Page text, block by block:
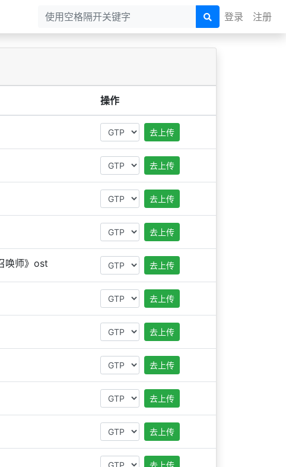
登录 注册
操作
去上传
去上传
去上传
去上传
唤师》ost 去上传
去上传
去上传
去上传
去上传
去上传
去上传